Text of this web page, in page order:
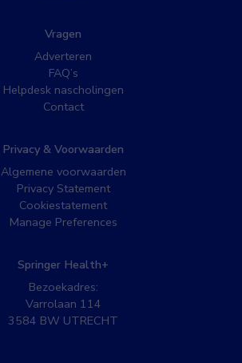
Vragen
Adverteren
FAQ’s
Helpdesk nascholingen
Contact
Privacy & Voorwaarden
Algemene voorwaarden
Privacy Statement
Cookiestatement
Manage Preferences
Springer Health+
Bezoekadres:
Varrolaan 114
3584 BW UTRECHT